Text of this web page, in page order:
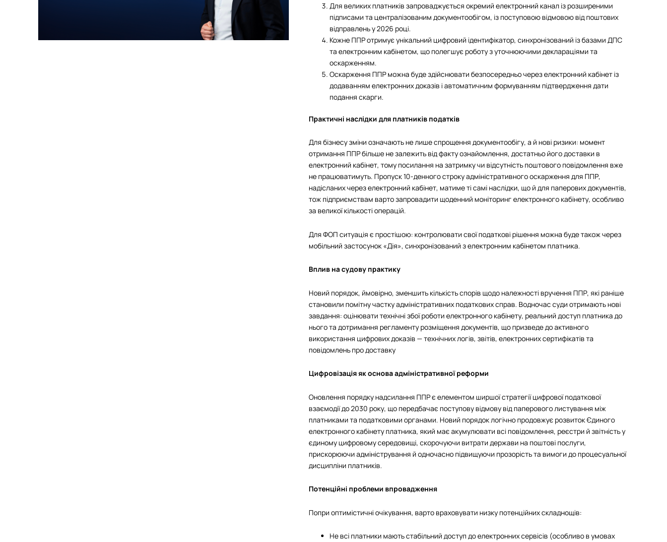
Для великих платників запроваджується окремий електронний канал із розширеними
підписами та централізованим документообігом, із поступовою відмовою від поштових
відправлень у 2026 році.
Кожне ППР отримує унікальний цифровий ідентифікатор, синхронізований із базами ДПС
та електронним кабінетом, що полегшує роботу з уточнюючими деклараціями та
оскарженням.
Оскарження ППР можна буде здійснювати безпосередньо через електронний кабінет із
додаванням електронних доказів і автоматичним формуванням підтвердження дати
подання скарги.
Практичні наслідки для платників податків
Для бізнесу зміни означають не лише спрощення документообігу, а й нові ризики: момент
отримання ППР більше не залежить від факту ознайомлення, достатньо його доставки в
електронний кабінет, тому посилання на затримку чи відсутність поштового повідомлення вже
не працюватимуть. Пропуск 10-денного строку адміністративного оскарження для ППР,
надісланих через електронний кабінет, матиме ті самі наслідки, що й для паперових документів,
тож підприємствам варто запровадити щоденний моніторинг електронного кабінету, особливо
за великої кількості операцій.
Для ФОП ситуація є простішою: контролювати свої податкові рішення можна буде також через
мобільний застосунок «Дія», синхронізований з електронним кабінетом платника.
Вплив на судову практику
Новий порядок, ймовірно, зменшить кількість спорів щодо належності вручення ППР, які раніше
становили помітну частку адміністративних податкових справ. Водночас суди отримають нові
завдання: оцінювати технічні збої роботи електронного кабінету, реальний доступ платника до
нього та дотримання регламенту розміщення документів, що призведе до активного
використання цифрових доказів — технічних логів, звітів, електронних сертифікатів та
повідомлень про доставку
Цифровізація як основа адміністративної реформи
Оновлення порядку надсилання ППР є елементом ширшої стратегії цифрової податкової
взаємодії до 2030 року, що передбачає поступову відмову від паперового листування між
платниками та податковими органами. Новий порядок логічно продовжує розвиток Єдиного
електронного кабінету платника, який має акумулювати всі повідомлення, реєстри й звітність у
єдиному цифровому середовищі, скорочуючи витрати держави на поштові послуги,
прискорюючи адміністрування й одночасно підвищуючи прозорість та вимоги до процесуальної
дисципліни платників.
Потенційні проблеми впровадження
Попри оптимістичні очікування, варто враховувати низку потенційних складнощів:
Не всі платники мають стабільний доступ до електронних сервісів (особливо в умовах